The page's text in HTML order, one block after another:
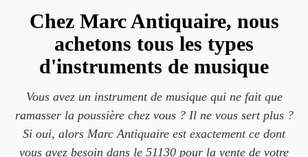
Chez Marc Antiquaire, nous
achetons tous les types
d'instruments de musique
Vous avez un instrument de musique qui ne fait que
ramasser la poussière chez vous ? Il ne vous sert plus ?
Si oui, alors Marc Antiquaire est exactement ce dont
vous avez besoin dans le 51130 pour la vente de votre